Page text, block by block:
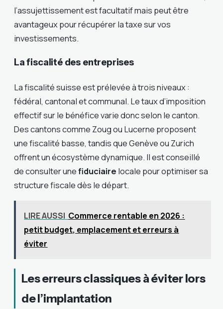
l’assujettissement est facultatif mais peut être
avantageux pour récupérer la taxe sur vos
investissements.
La fiscalité des entreprises
La fiscalité suisse est prélevée à trois niveaux :
fédéral, cantonal et communal. Le taux d’imposition
effectif sur le bénéfice varie donc selon le canton.
Des cantons comme Zoug ou Lucerne proposent
une fiscalité basse, tandis que Genève ou Zurich
offrent un écosystème dynamique. Il est conseillé
de consulter unefiduciaire locale pour optimiser sa
structure fiscale dès le départ.
LIRE AUSSI Commerce rentable en 2026 :
petit budget, emplacement et erreurs à
éviter
Les erreurs classiques à éviter lors
de l’implantation